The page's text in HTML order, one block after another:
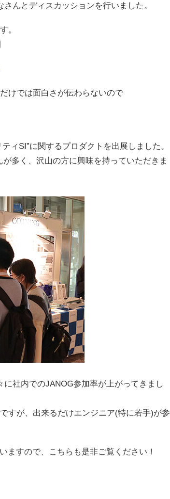
んとディスカッションを行いました。
。
けでは面白さが伝わらないので
ィSI”に関するプロダクトを出展しました。
多く、沢山の方に興味を持っていただきま
社内でのJANOG参加率が上がってきまし
すが、出来るだけエンジニア(特に若手)が参
ますので、こちらも是非ご覧ください！